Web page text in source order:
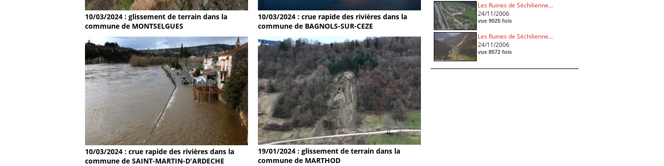
10/03/2024 : glissement de terrain dans la
commune de MONTSELGUES
10/03/2024 : crue rapide des rivières dans la
commune de BAGNOLS-SUR-CEZE
10/03/2024 : crue rapide des rivières dans la
commune de SAINT-MARTIN-D'ARDECHE
19/01/2024 : glissement de terrain dans la
commune de MARTHOD
Les Ruines de Séchilienne...
24/11/2006
vue 9025 fois
Les Ruines de Séchilienne...
24/11/2006
vue 8572 fois